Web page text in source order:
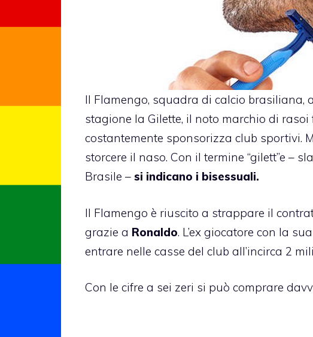
Il Flamengo, squadra di calcio brasiliana,
stagione la Gilette, il noto marchio di
costantemente sponsorizza club sportivi.
storcere il naso. Con il termine “gilett”e –
Brasile – si indicano i bisessuali.
Il Flamengo è riuscito a strappare il
grazie a Ronaldo. L’ex giocatore con la
entrare nelle casse del club all’incirca 2
Con le cifre a sei zeri si può comprare